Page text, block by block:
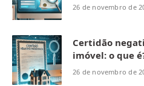
26 de novembro de
Certidão
imóvel: o que
26 de novembro de